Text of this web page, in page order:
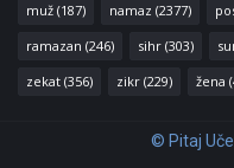
muž (187) namaz (2377)
ramazan (246) sihr (303)
zekat (356) zikr (229) žena
© Pitaj